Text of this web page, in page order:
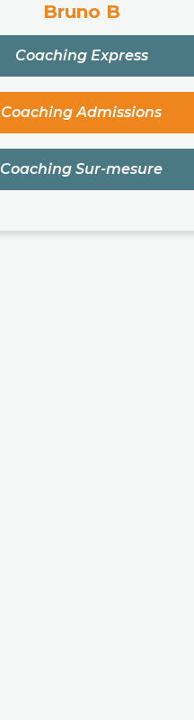
Bruno B
Coaching Express
Coaching Admissions
Coaching Sur-mesure